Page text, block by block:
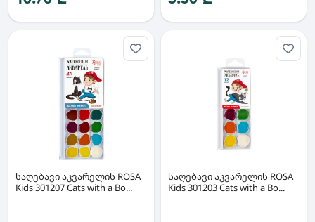
საღებავი აკვარელის ROSA
Kids 301207 Cats with a Bo...
საღებავი აკვარელის ROSA
Kids 301203 Cats with a Bo...